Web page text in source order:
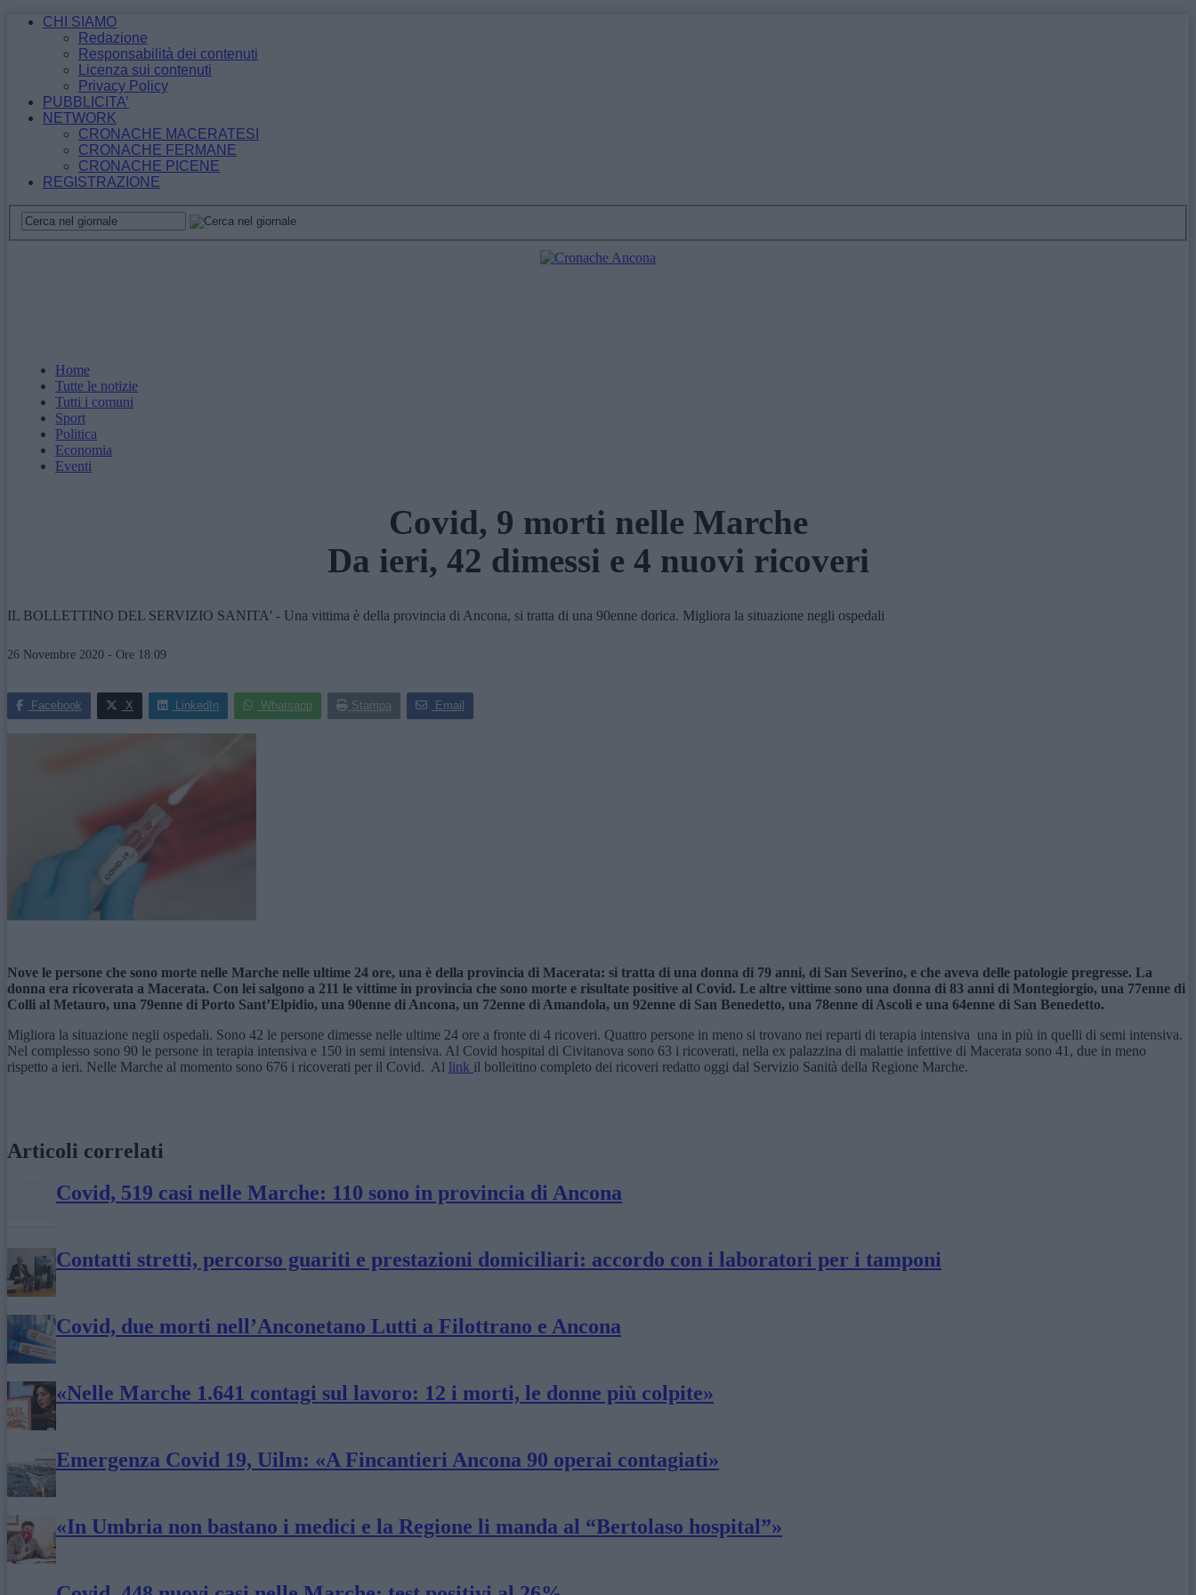
CHI SIAMO
Redazione
Responsabilità dei contenuti
Licenza sui contenuti
Privacy Policy
PUBBLICITA’
NETWORK
CRONACHE MACERATESI
CRONACHE FERMANE
CRONACHE PICENE
REGISTRAZIONE
Home
Tutte le notizie
Tutti i comuni
Sport
Politica
Economia
Eventi
Covid, 9 morti nelle Marche
Da ieri, 42 dimessi e 4 nuovi ricoveri
IL BOLLETTINO DEL SERVIZIO SANITA' - Una vittima è della provincia di Ancona, si tratta di una 90enne dorica. Migliora la situazione negli ospedali
26 Novembre 2020 - Ore 18:09
Facebook X LinkedIn Whatsapp Stampa Email
Nove le persone che sono morte nelle Marche nelle ultime 24 ore, una è della provincia di Macerata: si tratta di una donna di 79 anni, di San Severino, e che aveva delle patologie pregresse. La
donna era ricoverata a Macerata. Con lei salgono a 211 le vittime in provincia che sono morte e risultate positive al Covid. Le altre vittime sono una donna di 83 anni di Montegiorgio, una 77enne di
Colli al Metauro, una 79enne di Porto Sant’Elpidio, una 90enne di Ancona, un 72enne di Amandola, un 92enne di San Benedetto, una 78enne di Ascoli e una 64enne di San Benedetto.
Migliora la situazione negli ospedali. Sono 42 le persone dimesse nelle ultime 24 ore a fronte di 4 ricoveri. Quattro persone in meno si trovano nei reparti di terapia intensiva una in più in quelli di semi intensiva.
Nel complesso sono 90 le persone in terapia intensiva e 150 in semi intensiva. Al Covid hospital di Civitanova sono 63 i ricoverati, nella ex palazzina di malattie infettive di Macerata sono 41, due in meno
rispetto a ieri. Nelle Marche al momento sono 676 i ricoverati per il Covid. Al link il bolleitino completo dei ricoveri redatto oggi dal Servizio Sanità della Regione Marche.
Articoli correlati
Covid, 519 casi nelle Marche: 110 sono in provincia di Ancona
Contatti stretti, percorso guariti e prestazioni domiciliari: accordo con i laboratori per i tamponi
Covid, due morti nell’Anconetano Lutti a Filottrano e Ancona
«Nelle Marche 1.641 contagi sul lavoro: 12 i morti, le donne più colpite»
Emergenza Covid 19, Uilm: «A Fincantieri Ancona 90 operai contagiati»
«In Umbria non bastano i medici e la Regione li manda al “Bertolaso hospital”»